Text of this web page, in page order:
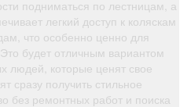
подниматься по лестницам, а
легкий доступ к коляскам
что особенно ценно для
будет отличным вариантом
людей, которые ценят свое
сразу получить стильное
без ремонтных работ и поиска